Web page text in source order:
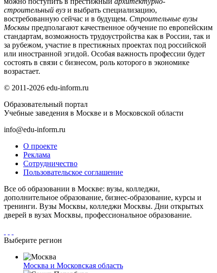
строительный вуз и выбрать специализацию,
востребованную сейчас и в будущем. Строительные вузы
Москвы предполагают качественное обучение по европейским
стандартам, возможность трудоустройства как в России, так и
за рубежом, участие в престижных проектах под российской
или иностранной эгидой. Особая важность профессии будет
состоять в связи с бизнесом, роль которого в экономике
возрастает.
© 2011-2026 edu-inform.ru
Образовательный портал
Учебные заведения в Москве и в Московской области
info@edu-inform.ru
О проекте
Реклама
Сотрудничество
Пользовательское соглашение
Все об образовании в Москве: вузы, колледжи,
дополнительное образование, бизнес-образование, курсы и
тренинги. Вузы Москвы, колледжи Москвы. Дни открытых
дверей в вузах Москвы, профессиональное образование.
Выберите регион
Москва и Московская область